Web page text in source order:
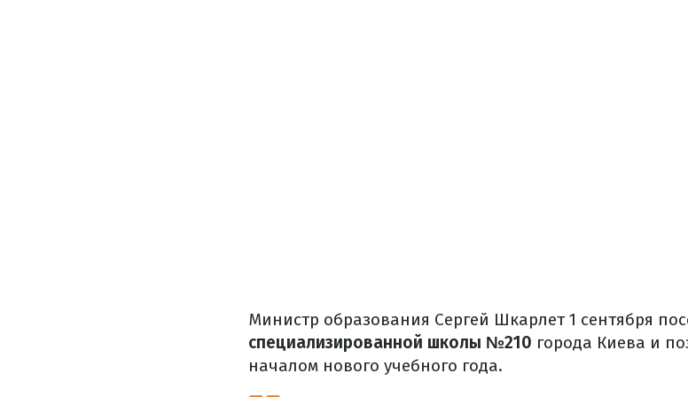
Министр образования Сергей Шкарлет 1 сентября
специализированной школы №210 города Киева и
началом нового учебного года.